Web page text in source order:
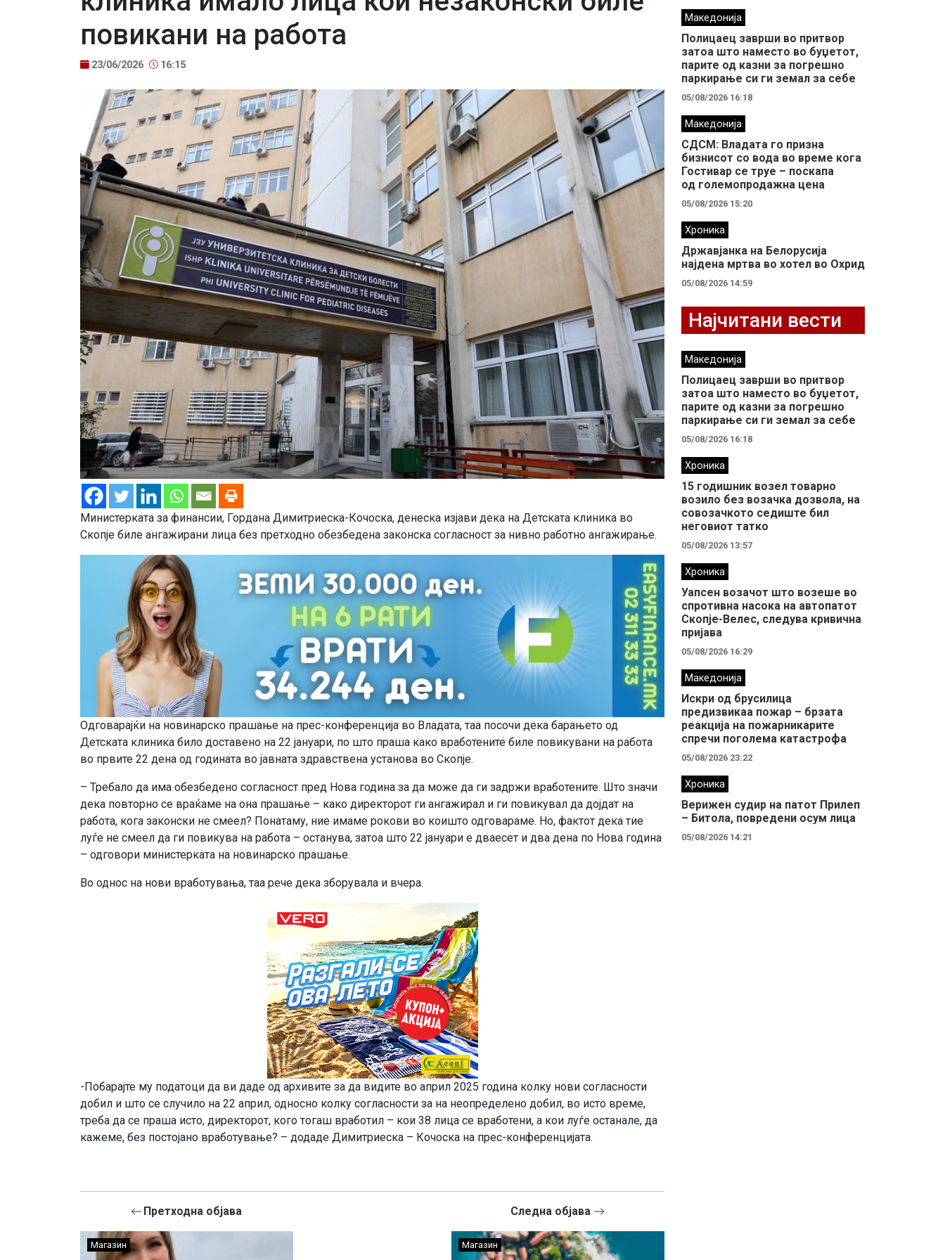
повикани на работа
23/06/2026 16:15
Министерката за финансии, Гордана Димитриеска-Кочоска, денеска изјави дека на Детската клиника во
Скопје биле ангажирани лица без претходно обезбедена законска согласност за нивно работно ангажирање.
Одговарајќи на новинарско прашање на прес-конференција во Владата, таа посочи дека барањето од
Детската клиника било доставено на 22 јануари, по што праша како вработените биле повикувани на работа
во првите 22 дена од годината во јавната здравствена установа во Скопје.
– Требало да има обезбедено согласност пред Нова година за да може да ги задржи вработените. Што значи
дека повторно се враќаме на она прашање – како директорот ги ангажирал и ги повикувал да дојдат на
работа, кога законски не смеел? Понатаму, ние имаме рокови во коишто одговараме. Но, фактот дека тие
луѓе не смеел да ги повикува на работа – останува, затоа што 22 јануари е дваесет и два дена по Нова година
– одговори министерката на новинарско прашање.
Во однос на нови вработувања, таа рече дека зборувала и вчера.
-Побарајте му податоци да ви даде од архивите за да видите во април 2025 година колку нови согласности
добил и што се случило на 22 април, односно колку согласности за на неопределено добил, во исто време,
треба да се праша исто, директорот, кого тогаш вработил – кои 38 лица се вработени, а кои луѓе останале, да
кажеме, без постојано вработување? – додаде Димитриеска – Кочоска на прес-конференцијата.
Претходна објава
Магазин
Следна објава
Магазин
Македонија
Полицаец заврши во притвор
затоа што наместо во буџетот,
парите од казни за погрешно
паркирање си ги земал за себе
05/08/2026 16:18
Македонија
СДСМ: Владата го призна
бизнисот со вода во време кога
Гостивар се труе – поскапа
од големопродажна цена
05/08/2026 15:20
Хроника
Државјанка на Белорусија
најдена мртва во хотел во Охрид
05/08/2026 14:59
Најчитани вести
Македонија
Полицаец заврши во притвор
затоа што наместо во буџетот,
парите од казни за погрешно
паркирање си ги земал за себе
05/08/2026 16:18
Хроника
15 годишник возел товарно
возило без возачка дозвола, на
совозачкото седиште бил
неговиот татко
05/08/2026 13:57
Хроника
Уапсен возачот што возеше во
спротивна насока на автопатот
Скопје-Велес, следува кривична
пријава
05/08/2026 16:29
Македонија
Искри од брусилица
предизвикаа пожар – брзата
реакција на пожарникарите
спречи поголема катастрофа
05/08/2026 23:22
Хроника
Верижен судир на патот Прилеп
– Битола, повредени осум лица
05/08/2026 14:21